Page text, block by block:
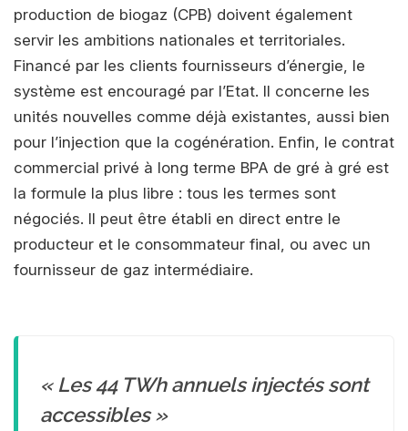
production de biogaz (CPB) doivent également
servir les ambitions nationales et territoriales.
Financé par les clients fournisseurs d’énergie, le
système est encouragé par l’Etat. Il concerne les
unités nouvelles comme déjà existantes, aussi bien
pour l’injection que la cogénération. Enfin, le contrat
commercial privé à long terme BPA de gré à gré est
la formule la plus libre : tous les termes sont
négociés. Il peut être établi en direct entre le
producteur et le consommateur final, ou avec un
fournisseur de gaz intermédiaire.
« Les 44 TWh annuels injectés sont
accessibles »